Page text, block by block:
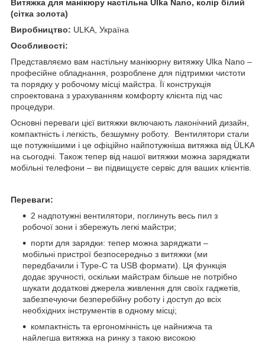
Витяжка для манікюру настільна Ulka Nano, колір білий
(сітка золота)
Виробництво: ULKA, Україна
Особливості:
Представляємо вам настільну манікюрну витяжку Ulka Nano –
професійне обладнання, розроблене для підтримки чистоти
та порядку у робочому місці майстра. Її конструкція
спроектована з урахуванням комфорту клієнта під час
процедури.
Основні переваги цієї витяжки включають лаконічний дизайн,
компактність і легкість, безшумну роботу. Вентилятори стали
ще потужнішими і це офіційно найпотужніша витяжка від ÜLKA
на сьогодні. Також тепер від нашої витяжки можна заряджати
мобільні телефони – ви підвищуєте сервіс для ваших клієнтів.
Переваги:
2 надпотужні вентилятори, поглинуть весь пил з
робочої зони і збережуть легкі майстри;
порти для зарядки: тепер можна заряджати –
мобільні пристрої безпосередньо з витяжки (ми
передбачили і Туре-С та USB формати). Ця функція
додає зручності, оскільки майстрам більше не потрібно
шукати додаткові джерела живлення для своїх гаджетів,
забезпечуючи безперебійну роботу і доступ до всіх
необхідних інструментів в одному місці;
компактність та ергономічність це найнижча та
найлегша витяжка на ринку з такою високою